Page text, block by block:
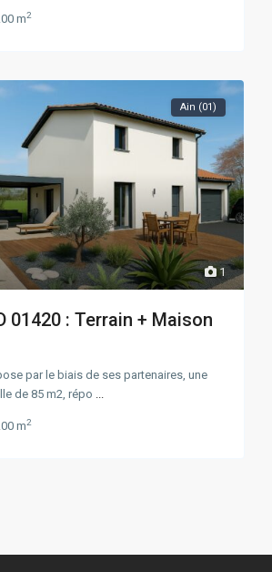
m2
1
Ain (01)
01420 : Terrain + Maison
par le biais de ses partenaires, une
de 85 m2, répo
m2